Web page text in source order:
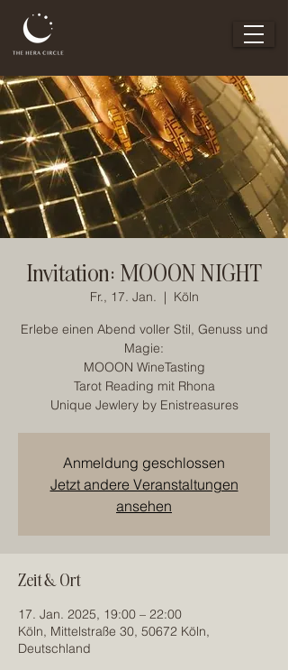
Invitation: MOOON NIGHT
Fr., 17. Jan.
  |
Köln
Erlebe einen Abend voller Stil, Genuss und
Magie:
MOOON WineTasting
Tarot Reading mit Rhona
Unique Jewlery by Enistreasures
Anmeldung geschlossen
Jetzt andere Veranstaltungen
ansehen
Zeit & Ort
17. Jan. 2025, 19:00 – 22:00
Köln, Mittelstraße 30, 50672 Köln,
Deutschland